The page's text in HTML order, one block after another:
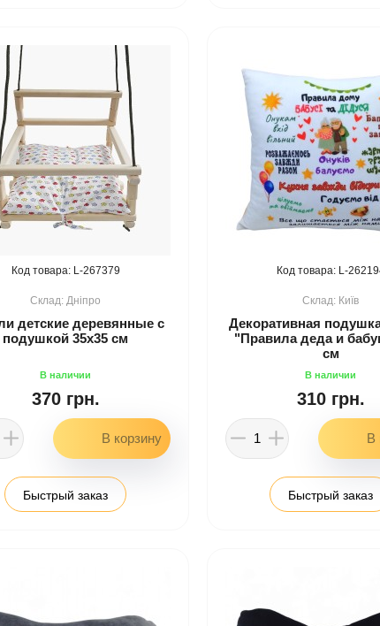
267379
Дніпро
детские деревянные с
подушкой 35х35 см
370 грн.
Быстрый заказ
Київ
Декоративная
"Правила деда и
см
310 грн.
Быстрый заказ